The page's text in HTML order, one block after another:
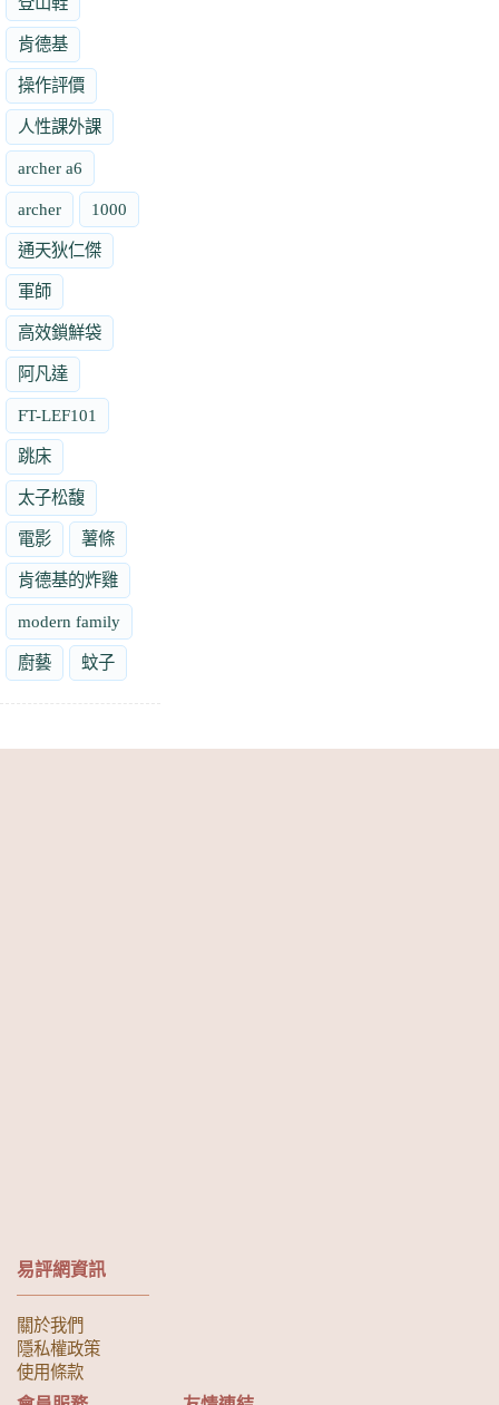
肯德基
操作評價
人性課外課
archer a6
archer 1000
通天狄仁傑
軍師
高效鎖鮮袋
阿凡達
FT-LEF101
跳床
太子松馥
電影 薯條
肯德基的炸雞
modern family
廚藝 蚊子
易評網資訊
關於我們
隱私權政策
使用條款